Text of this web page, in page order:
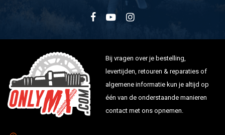
Bij vragen over je bestelling,
levertijden, retouren & reparaties of
algemene informatie kun je altijd op
één van de onderstaande manieren
contact met ons opnemen.